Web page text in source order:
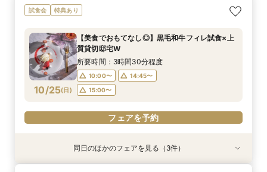
試食会 特典あり
10/25(日)
【美食でおもてなし◎】黒毛和牛フィレ試食×上
質貸切邸宅W
所要時間：3時間30分程度
10:00〜
14:45〜
15:00〜
フェアを予約
同日のほかのフェアを見る（3件）